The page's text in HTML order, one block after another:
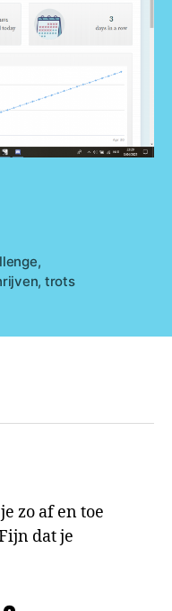
,
, trots
zo af en toe
dat je